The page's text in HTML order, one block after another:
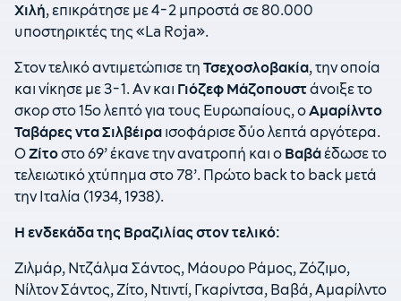
Χιλή, επικράτησε με 4-2 μπροστά σε 80.000
υποστηρικτές της «La Roja».
Στον τελικό αντιμετώπισε τη Τσεχοσλοβακία, την οποία
και νίκησε με 3-1. Αν και Γιόζεφ Μάζοπουστ άνοιξε το
σκορ στο 15ο λεπτό για τους Ευρωπαίους, οΑμαρίλντο
Ταβάρες ντα Σιλβέιρα ισοφάρισε δύο λεπτά αργότερα.
ΟΖίτοστο 69’ έκανε την ανατροπή και ο Βαβάέδωσε το
τελειωτικό χτύπημα στο 78’. Πρώτο back to back μετά
την Ιταλία (1934, 1938).
Η ενδεκάδα της Βραζιλίας στον τελικό:
Ζιλμάρ, Ντζάλμα Σάντος, Μάουρο Ράμος, Ζόζιμο,
Νίλτον Σάντος, Ζίτο, Ντιντί, Γκαρίντσα, Βαβά, Αμαρίλντο